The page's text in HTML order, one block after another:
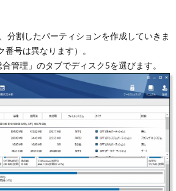
分割したパーティションを作成していきま
号は異なります）。
管理」のタブでディスク5を選びます。